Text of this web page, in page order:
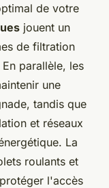
de votre
jouent un
de filtration
parallèle, les
une
tandis que
et réseaux
La
roulants et
l'accès